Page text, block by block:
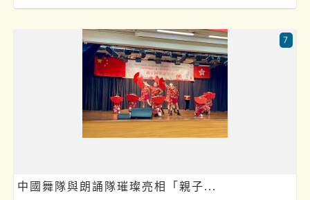
中國舞隊與朗誦隊璀璨亮相「親子...
7